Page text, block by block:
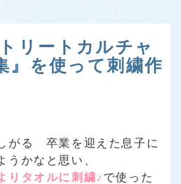
リートカルチャ
』を使って刺繍作
がる 卒業を迎えた息子に
うかなと思い、
りタオルに刺繍♪ で使った